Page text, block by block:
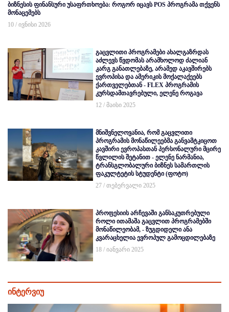
ბიზნესის ფინანსური უსაფრთხოება: როგორ იცავს POS პროგრამა თქვენს
მონაცემებს
10 / ივნისი 2026
გაცვლითი პროგრამები ახალგაზრდას
აძლევს წვდომას არამხოლოდ ძალიან
კარგ განათლებაზე, არამედ აკავშირებს
ევროპისა და ამერიკის მოქალაქეებს
ქართველებთან - FLEX პროგრამის
კურსდამთავრებული, ელენე როგავა
12 / მაისი 2025
მნიშვნელოვანია, რომ გაცვლითი
პროგრამის მონაწილეებმა განვამტკიცოთ
კავშირი ევროპასთან პერსონალური მცირე
წვლილის შეტანით - ელენე ნარმანია,
ტრანსგლობალური ბიზნეს სამართლის
ფაკულტეტის სტუდენტი (ფოტო)
27 / თებერვალი 2025
პროფესიის არჩევაში განსაკუთრებული
როლი ითამაშა გაცვლით პროგრამებში
მონაწილეობამ, - ზუგდიდელი ანა
კვარაცხელია ევროპულ გამოცდილებაზე
18 / იანვარი 2025
ინტერვიუ